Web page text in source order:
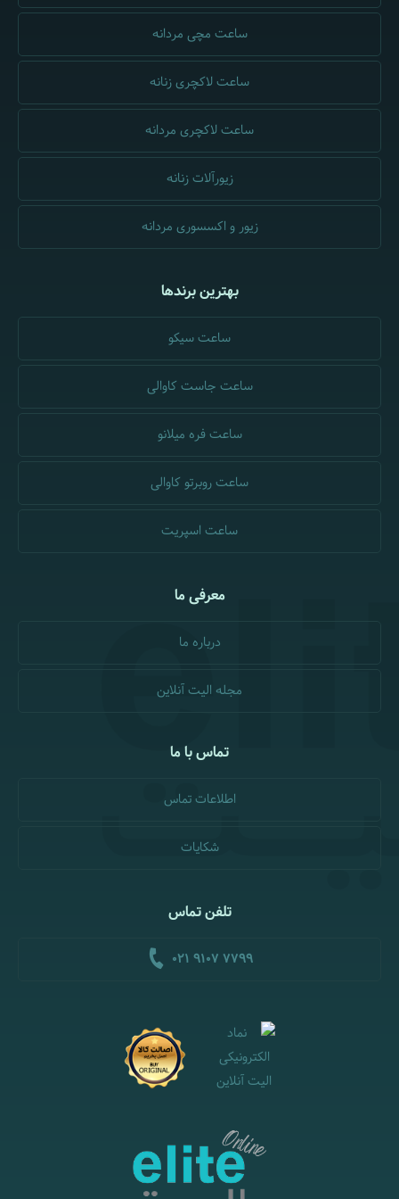
ساعت مچی مردانه
ساعت لاکچری زنانه
ساعت لاکچری مردانه
زیورآلات زنانه
زیور و اکسسوری مردانه
بهترین برندها
ساعت سیکو
ساعت جاست کاوالی
ساعت فره میلانو
ساعت روبرتو کاوالی
ساعت اسپریت
معرفی ما
درباره ما
مجله الیت آنلاین
تماس با ما
اطلاعات تماس
شکایات
تلفن تماس
021 9107 7799